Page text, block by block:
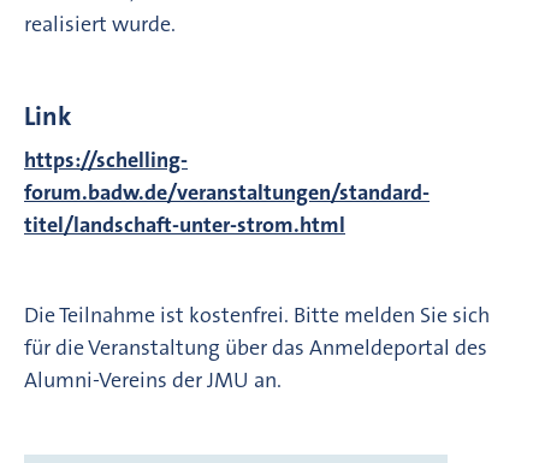
realisiert wurde.
Link
https://schelling-
forum.badw.de/veranstaltungen/standard-
titel/landschaft-unter-strom.html
Die Teilnahme ist kostenfrei. Bitte melden Sie sich
für die Veranstaltung über das Anmeldeportal des
Alumni-Vereins der JMU an.